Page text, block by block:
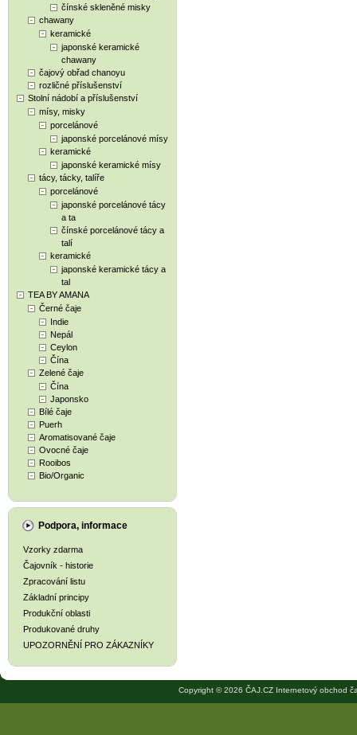
čínské skleněné misky
chawany
keramické
japonské keramické
chawany
čajový obřad chanoyu
rozličné příslušenství
Stolní nádobí a příslušenství
mísy, misky
porcelánové
japonské porcelánové mísy
keramické
japonské keramické mísy
tácy, tácky, talíře
porcelánové
japonské porcelánové tácy
a ta
čínské porcelánové tácy a
talí
keramické
japonské keramické tácy a
tal
TEA BY AMANA
Černé čaje
Indie
Nepál
Ceylon
Čína
Zelené čaje
Čína
Japonsko
Bílé čaje
Puerh
Aromatisované čaje
Ovocné čaje
Rooibos
Bio/Organic
Podpora, informace
Vzorky zdarma
Čajovník - historie
Zpracování listu
Základní principy
Produkční oblasti
Produkované druhy
UPOZORNĚNÍ PRO ZÁKAZNÍKY
Copyright © 2026 ČAJ.CZ Internetový obchod